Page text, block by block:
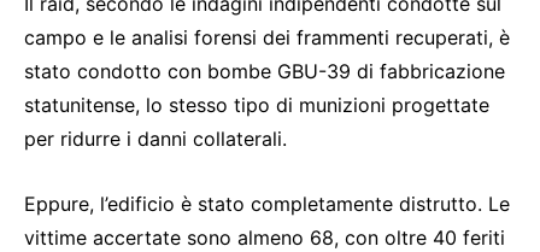
campo e le analisi forensi dei frammenti recuperati, è
stato condotto con bombe GBU-39 di fabbricazione
statunitense, lo stesso tipo di munizioni progettate
per ridurre i danni collaterali.
Eppure, l’edificio è stato completamente distrutto. Le
vittime accertate sono almeno 68, con oltre 40 feriti